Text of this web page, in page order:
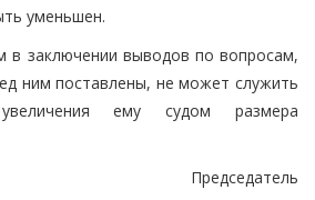
уменьшен.
в заключении выводов по вопросам,
ним поставлены, не может служить
ему судом размера
Председатель